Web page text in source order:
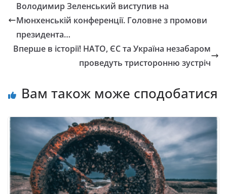
Володимир Зеленський виступив на
Мюнхенській конференції. Головне з промови
президента…
Вперше в історії! НАТО, ЄС та Україна незабаром
проведуть тристоронню зустріч
Вам також може сподобатися